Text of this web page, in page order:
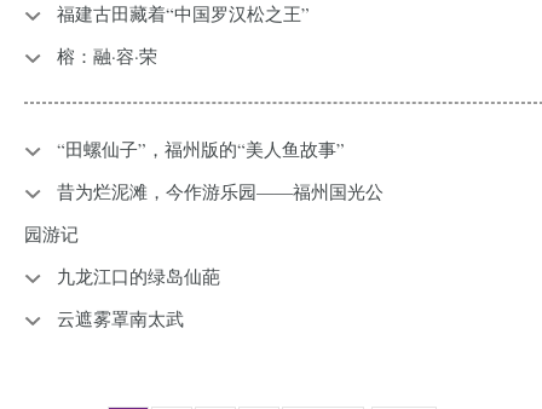
福建古田藏着“中国罗汉松之王”
榕：融·容·荣
“田螺仙子”，福州版的“美人鱼故事”
昔为烂泥滩，今作游乐园——福州国光公
园游记
九龙江口的绿岛仙葩
云遮雾罩南太武